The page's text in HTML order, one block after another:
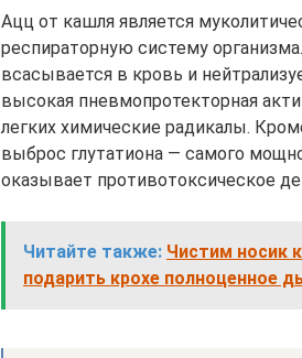
Ацц от кашля является
респираторную систему
всасывается в кровь и
высокая пневмопротекторная
легких химические радикалы.
выброс глутатиона — самого
оказывает противотоксическое
Читайте также: Чистим носик
подарить крохе полноценное